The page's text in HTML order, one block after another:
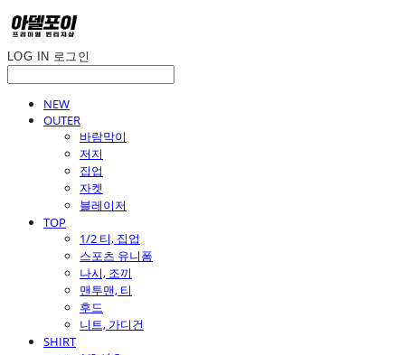
LOG IN 로그인
NEW
OUTER
바람막이
저지
집업
자켓
블레이저
TOP
1/2 티, 집업
스포츠 유니폼
나시, 조끼
맨투맨, 티
후드
니트, 가디건
SHIRT